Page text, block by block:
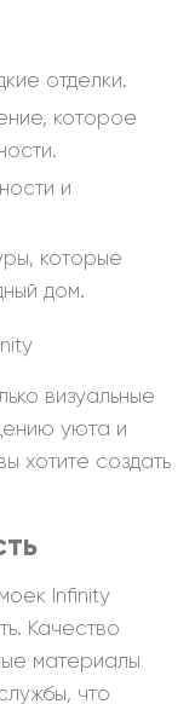
отделки.
которое
и
которые
дом.
визуальные
уюта и
хотите создать
Infinity
Качество
материалы
что